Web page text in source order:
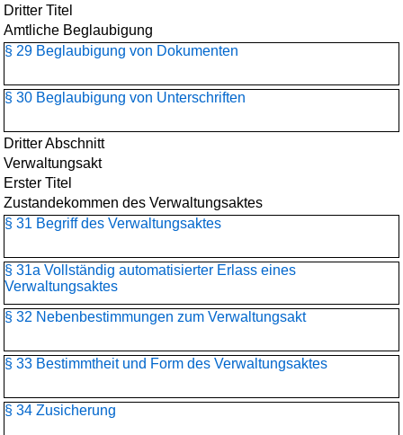
Dritter Titel
Amtliche Beglaubigung
§ 29 Beglaubigung von Dokumenten
§ 30 Beglaubigung von Unterschriften
Dritter Abschnitt
Verwaltungsakt
Erster Titel
Zustandekommen des Verwaltungsaktes
§ 31 Begriff des Verwaltungsaktes
§ 31a Vollständig automatisierter Erlass eines
Verwaltungsaktes
§ 32 Nebenbestimmungen zum Verwaltungsakt
§ 33 Bestimmtheit und Form des Verwaltungsaktes
§ 34 Zusicherung